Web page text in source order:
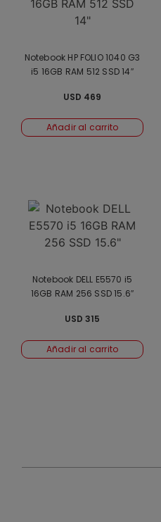
Notebook HP FOLIO 1040 G3
i5 16GB RAM 512 SSD 14″
USD 469
Añadir al carrito
Notebook DELL E5570 i5
16GB RAM 256 SSD 15.6″
USD 315
Añadir al carrito